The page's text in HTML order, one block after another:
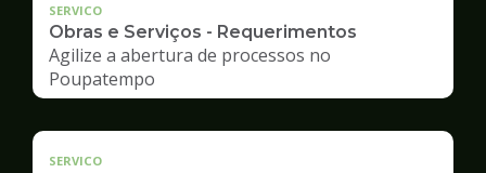
SERVICO
Obras e Serviços - Requerimentos
Agilize a abertura de processos no
Poupatempo
SERVICO